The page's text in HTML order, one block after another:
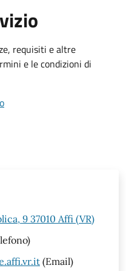
requisiti e altre
e le condizioni di
9 37010 Affi (VR)
(Email)